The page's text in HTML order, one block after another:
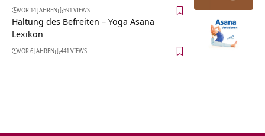
VOR 14 JAHREN 591 VIEWS
Haltung des Befreiten – Yoga Asana
Lexikon
VOR 6 JAHREN 441 VIEWS